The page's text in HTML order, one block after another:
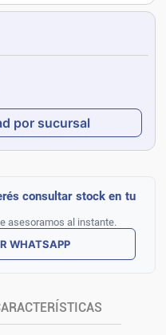
por sucursal
consultar stock en tu
asesoramos al instante.
WHATSAPP